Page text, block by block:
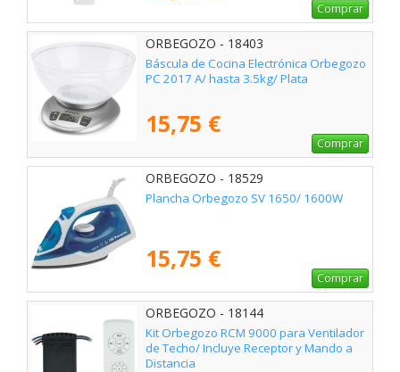
Comprar
ORBEGOZO - 18403
Báscula de Cocina Electrónica Orbegozo
PC 2017 A/ hasta 3.5kg/ Plata
15,75 €
Comprar
ORBEGOZO - 18529
Plancha Orbegozo SV 1650/ 1600W
15,75 €
Comprar
ORBEGOZO - 18144
Kit Orbegozo RCM 9000 para Ventilador
de Techo/ Incluye Receptor y Mando a
Distancia